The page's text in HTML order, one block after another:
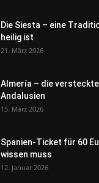
Die Siesta – eine
heilig ist
21. März 2026
Almería – die
Andalusien
15. März 2026
Spanien-Ticket für 60
wissen muss
12. Januar 2026